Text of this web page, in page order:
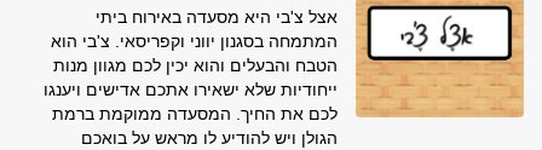
אצל צ'בי היא מסעדה באירוח ביתי
המתמחה בסגנון יווני וקפריסאי. צ'בי הוא
הטבח והבעלים והוא יכין לכם מגוון מנות
ייחודיות שלא ישאירו אתכם אדישים ויענגו
לכם את החיך. המסעדה ממוקמת ברמת
הגולן ויש להודיע לו מראש על בואכם